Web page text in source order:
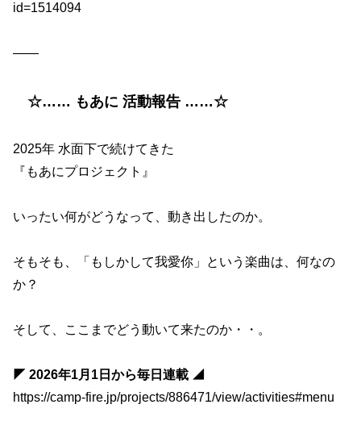
id=1514094
——
☆…… もあに 活動報告 ……☆
2025年 水面下で続けてきた
『もあにプロジェクト』
いったい何がどうなって、動き出したのか。
そもそも、「もしかして我愛你」という楽曲は、何なの
か？
そして、ここまでどう動いて来たのか・・。
◤ 2026年1月1日から毎日連載 ◢
https://camp-fire.jp/projects/886471/view/activities#menu